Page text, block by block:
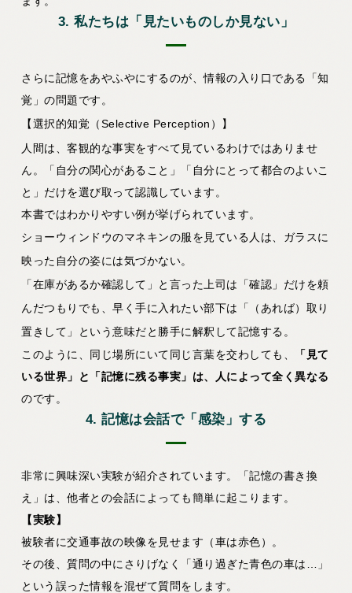
3. 私たちは「見たいものしか見ない」
さらに記憶をあやふやにするのが、情報の入り口である「知
覚」の問題です。
【選択的知覚（Selective Perception）】
人間は、客観的な事実をすべて見ているわけではありませ
ん。「自分の関心があること」「自分にとって都合のよいこ
と」だけを選び取って認識しています。
本書ではわかりやすい例が挙げられています。
ショーウィンドウのマネキンの服を見ている人は、ガラスに
映った自分の姿には気づかない。
「在庫があるか確認して」と言った上司は「確認」だけを頼
んだつもりでも、早く手に入れたい部下は「（あれば）取り
置きして」という意味だと勝手に解釈して記憶する。
このように、同じ場所にいて同じ言葉を交わしても、
「見て
いる世界」と「記憶に残る事実」は、人によって全く異なる
のです。
4. 記憶は会話で「感染」する
非常に興味深い実験が紹介されています。「記憶の書き換
え」は、他者との会話によっても簡単に起こります。
【実験】
被験者に交通事故の映像を見せます（車は赤色）。
その後、質問の中にさりげなく「通り過ぎた青色の車は…」
という誤った情報を混ぜて質問をします。